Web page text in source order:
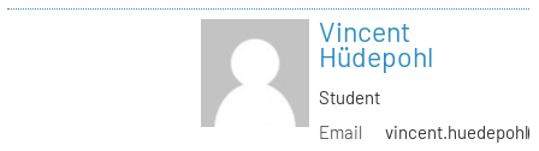
Vincent
Hüdepohl
Student
Email